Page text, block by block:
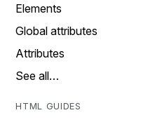
Elements
Global attributes
Attributes
See all…
HTML GUIDES